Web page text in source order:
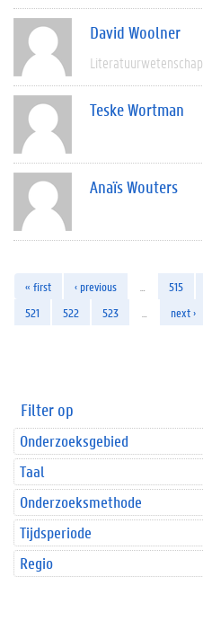
David Woolner
Literatuurwetenschap
Teske Wortman
Anaïs Wouters
« first ‹ previous 515
521
522 523 next ›
Filter op
Onderzoeksgebied
Taal
Onderzoeksmethode
Tijdsperiode
Regio